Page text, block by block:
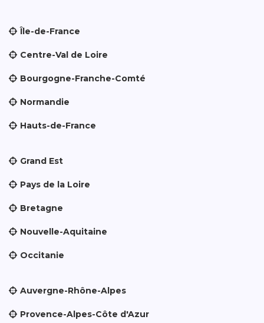
Île-de-France
Centre-Val de Loire
Bourgogne-Franche-Comté
Normandie
Hauts-de-France
Grand Est
Pays de la Loire
Bretagne
Nouvelle-Aquitaine
Occitanie
Auvergne-Rhône-Alpes
Provence-Alpes-Côte d'Azur